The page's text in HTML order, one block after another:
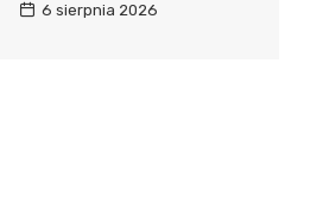
6 sierpnia 2026